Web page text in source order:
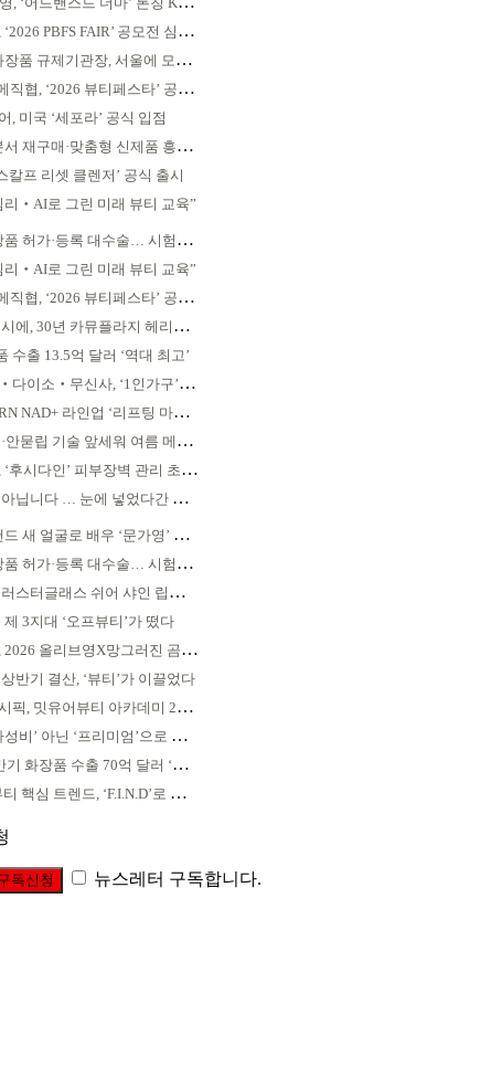
PBFS FAIR’ 공모전 심사 성료
품 규제기관장, 서울에 모인다
협, ‘2026 뷰티페스타’ 공동 주최
, 미국 ‘세포라’ 공식 입점
구매·맞춤형 신제품 흥행 ‘쌍끌이’
칼프 리셋 클렌저’ 공식 출시
‧AI로 그린 미래 뷰티 교육”
가·등록 대수술… 시험자료 공용 허용
‧AI로 그린 미래 뷰티 교육”
협, ‘2026 뷰티페스타’ 공동 주최
, 30년 카뮤플라지 헤리티지 담아
수출 13.5억 달러 ‘역대 최고’
이소‧무신사, ‘1인가구’가 이끈다
NAD+ 라인업 ‘리프팅 마스크’ 출시
립 기술 앞세워 여름 메이크업 시장 공략
다인’ 피부장벽 관리 초점 ‘리브랜딩’
니다 … 눈에 넣었다간 각막 손상
새 얼굴로 배우 ‘문가영’ 발탁
가·등록 대수술… 시험자료 공용 허용
터글래스 쉬어 샤인 립스틱’ 출시
3지대 ‘오프뷰티’가 떴다
올리브영X망그러진 곰 콜라보
반기 결산, ‘뷰티’가 이끌었다
, 밋유어뷰티 아카데미 2기 발대식
’ 아닌 ‘프리미엄’으로 승부걸어야
화장품 수출 70억 달러 ‘역대 최고’
핵심 트렌드, ‘F.I.N.D’로 읽는다
독신청 뉴스레터 구독합니다.